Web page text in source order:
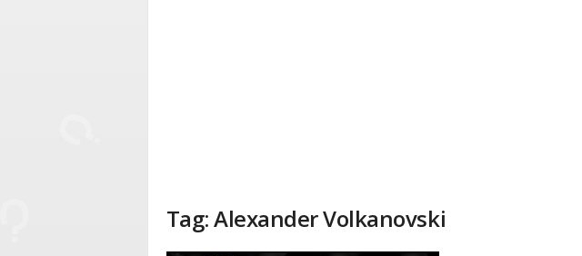
Tag: Alexander Volkanovski